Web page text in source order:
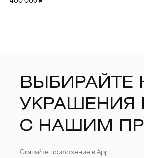
ВЫБИРАЙТЕ
УКРАШЕНИЯ
С НАШИМ
Скачайте приложение в App